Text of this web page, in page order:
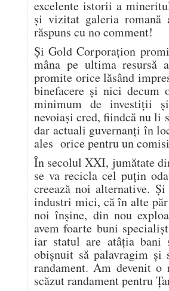
excelente istorii a
şi vizitat galeria
răspuns cu no comment!
Şi Gold Corporaţion
mâna pe ultima resursă
promite orice lăsând
binefacere şi nici decum
minimum de investiţii
nevoiaşi cred, fiindcă nu li
dar actuali guvernanţi în
ales orice pentru un
În secolul XXI, jumătate
se va recicla cel puţin
creează noi alternative.
industri mici, că în alte
noi înşine, din nou
avem foarte buni
iar statul are atâţia bani
obişnuit să palavragim şi
randament. Am devenit
scăzut randament pentru